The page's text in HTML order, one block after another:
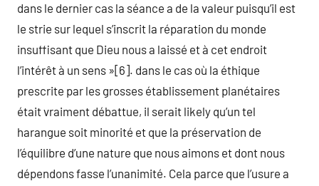
dans le dernier cas la séance a de la valeur puisqu’il est
le strie sur lequel s’inscrit la réparation du monde
insuffisant que Dieu nous a laissé et à cet endroit
l’intérêt à un sens »[6]. dans le cas où la éthique
prescrite par les grosses établissement planétaires
était vraiment débattue, il serait likely qu’un tel
harangue soit minorité et que la préservation de
l’équilibre d’une nature que nous aimons et dont nous
dépendons fasse l’unanimité. Cela parce que l’usure a